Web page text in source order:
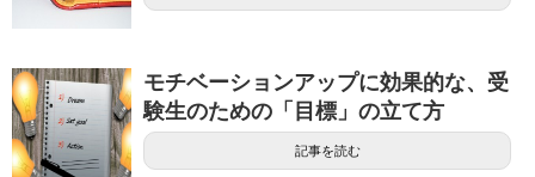
モチベーションアップに効果的な、受
験生のための「目標」の立て方
記事を読む